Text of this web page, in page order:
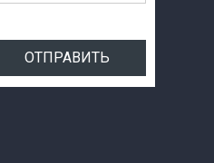
ОТПРАВИТЬ